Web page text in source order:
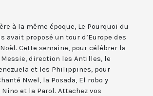
à la même époque, Le Pourquoi du
avait proposé un tour d’Europe des
Cette semaine, pour célébrer la
direction les Antilles, le
et les Philippines, pour
Nwel, la Posada, El robo y
et la Parol. Attachez vos